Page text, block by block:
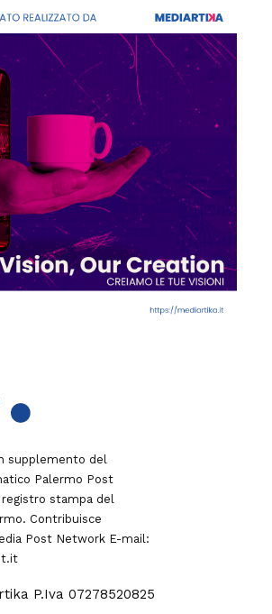
supplemento del
Palermo Post
stampa del
Contribuisce
Post Network E-mail:
P.Iva 07278520825